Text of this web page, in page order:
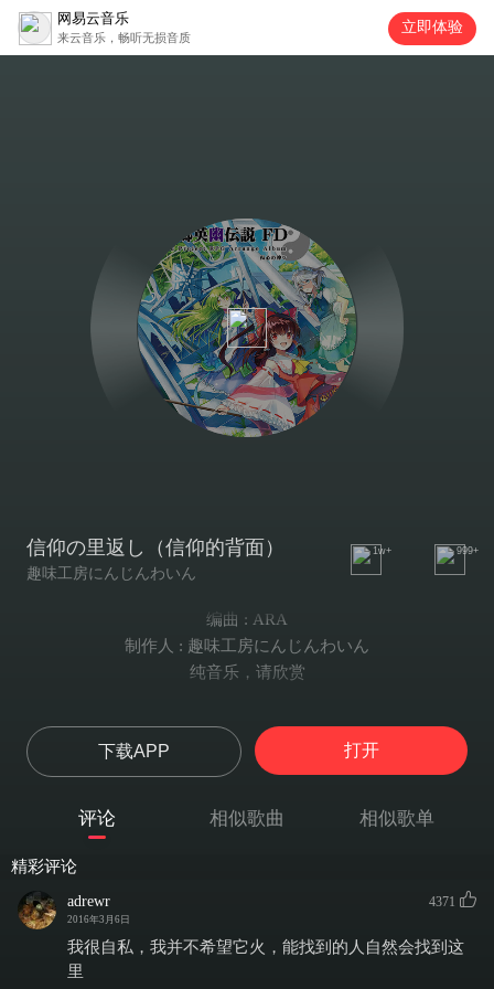
网易云音乐
来云音乐，畅听无损音质
立即体验
信仰の里返し（信仰的背面）
趣味工房にんじんわいん
1w+ 999+
编曲 : ARA
制作人 : 趣味工房にんじんわいん
纯音乐，请欣赏
下载APP 打开
评论 相似歌曲 相似歌单
精彩评论
adrewr
2016年3月6日
4371
我很自私，我并不希望它火，能找到的人自然会找到这
里